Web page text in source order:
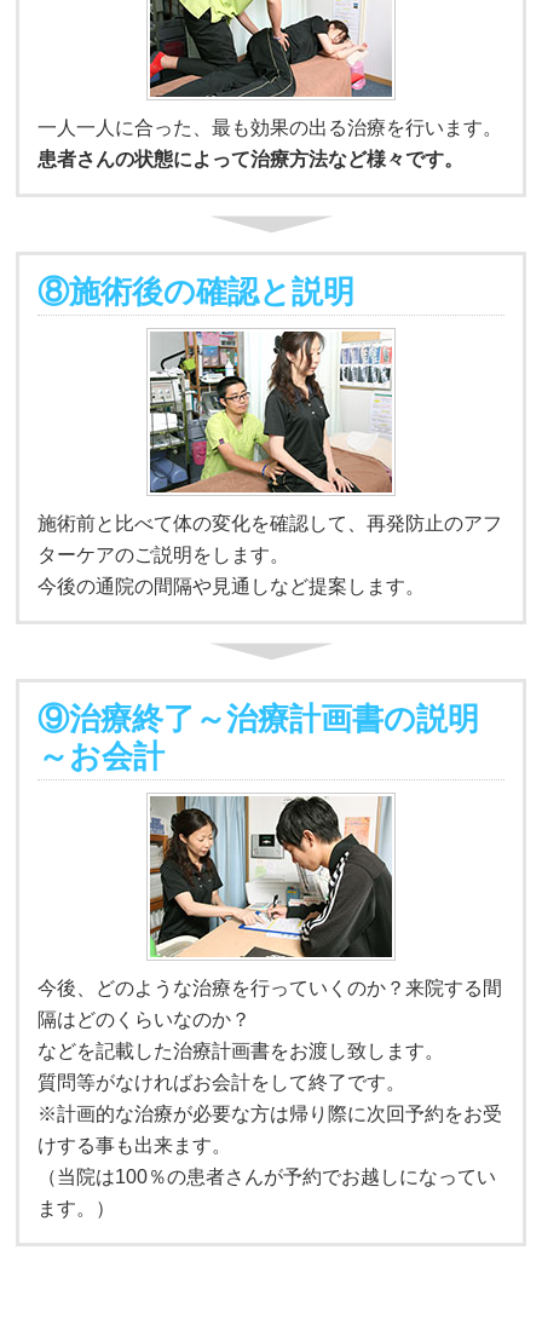
一人一人に合った、最も効果の出る治療を行います。
患者さんの状態によって治療方法など様々です。
⑧施術後の確認と説明
施術前と比べて体の変化を確認して、再発防止のアフ
ターケアのご説明をします。
今後の通院の間隔や見通しなど提案します。
⑨治療終了～治療計画書の説明
～お会計
今後、どのような治療を行っていくのか？来院する間
隔はどのくらいなのか？
などを記載した治療計画書をお渡し致します。
質問等がなければお会計をして終了です。
※計画的な治療が必要な方は帰り際に次回予約をお受
けする事も出来ます。
（当院は100％の患者さんが予約でお越しになってい
ます。）